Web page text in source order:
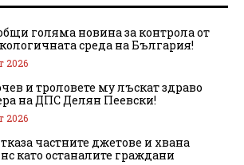
голяма новина за контрола от
среда на България!
2026
и троловете му лъскат здраво
на ДПС Делян Пеевски!
2026
частните джетове и хвана
като останалите граждани